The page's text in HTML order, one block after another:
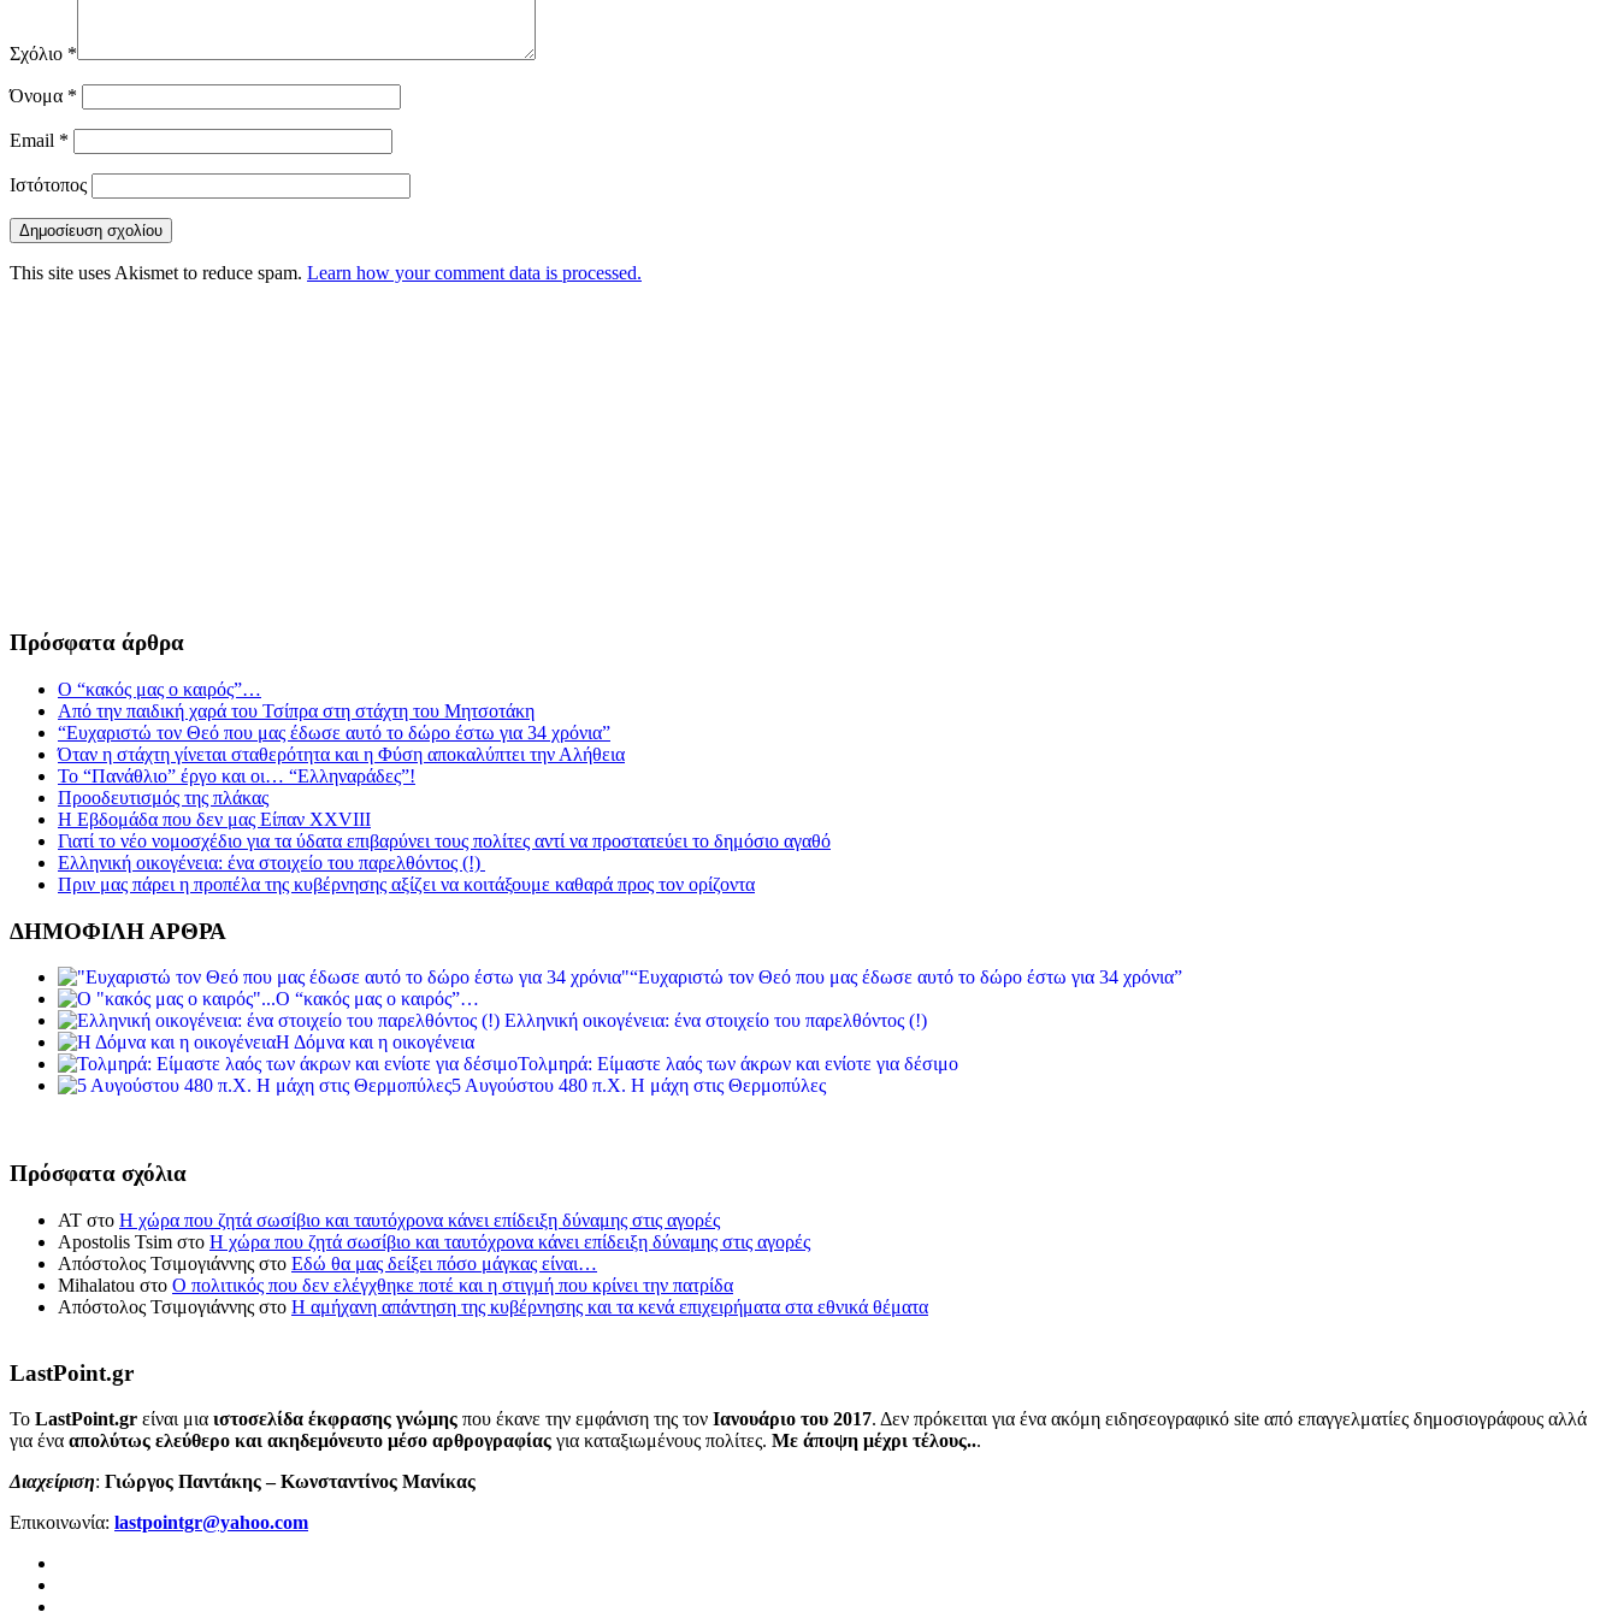
Σχόλιο *
Όνομα *
Email *
Ιστότοπος
This site uses Akismet to reduce spam. Learn how your comment data is processed.
Πρόσφατα άρθρα
Ο “κακός μας ο καιρός”…
Από την παιδική χαρά του Τσίπρα στη στάχτη του Μητσοτάκη
“Ευχαριστώ τον Θεό που μας έδωσε αυτό το δώρο έστω για 34 χρόνια”
Όταν η στάχτη γίνεται σταθερότητα και η Φύση αποκαλύπτει την Αλήθεια
Το “Πανάθλιο” έργο και οι… “Ελληναράδες”!
Προοδευτισμός της πλάκας
Η Εβδομάδα που δεν μας Είπαν XXVIII
Γιατί το νέο νομοσχέδιο για τα ύδατα επιβαρύνει τους πολίτες αντί να προστατεύει το δημόσιο αγαθό
Ελληνική οικογένεια: ένα στοιχείο του παρελθόντος (!)
Πριν μας πάρει η προπέλα της κυβέρνησης αξίζει να κοιτάξουμε καθαρά προς τον ορίζοντα
ΔΗΜΟΦΙΛΗ ΑΡΘΡΑ
“Ευχαριστώ τον Θεό που μας έδωσε αυτό το δώρο έστω για 34 χρόνια”
Ο “κακός μας ο καιρός”…
Ελληνική οικογένεια: ένα στοιχείο του παρελθόντος (!)
Η Δόμνα και η οικογένεια
Τολμηρά: Είμαστε λαός των άκρων και ενίοτε για δέσιμο
5 Αυγούστου 480 π.Χ. Η μάχη στις Θερμοπύλες
Πρόσφατα σχόλια
ΑΤ στο Η χώρα που ζητά σωσίβιο και ταυτόχρονα κάνει επίδειξη δύναμης στις αγορές
Apostolis Tsim στο Η χώρα που ζητά σωσίβιο και ταυτόχρονα κάνει επίδειξη δύναμης στις αγορές
Απόστολος Τσιμογιάννης στο Εδώ θα μας δείξει πόσο μάγκας είναι…
Mihalatou στο Ο πολιτικός που δεν ελέγχθηκε ποτέ και η στιγμή που κρίνει την πατρίδα
Απόστολος Τσιμογιάννης στο Η αμήχανη απάντηση της κυβέρνησης και τα κενά επιχειρήματα στα εθνικά θέματα
LastPoint.gr
To LastPoint.gr είναι μια ιστοσελίδα έκφρασης γνώμης που έκανε την εμφάνιση της τον Ιανουάριο του 2017. Δεν πρόκειται για ένα ακόμη ειδησεογραφικό site από επαγγελματίες δημοσιογράφους αλλά
για ένα απολύτως ελεύθερο και ακηδεμόνευτο μέσο αρθρογραφίας για καταξιωμένους πολίτες. Με άποψη μέχρι τέλους...
Διαχείριση: Γιώργος Παντάκης – Κωνσταντίνος Μανίκας
Επικοινωνία: lastpointgr@yahoo.com